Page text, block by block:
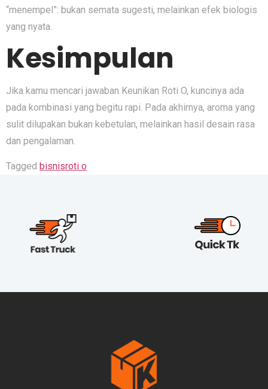
“menempel”: bukan semata sugesti, melainkan efek biologis
yang nyata.
Kesimpulan
Jika kamu mencari jawaban Keunikan Roti O, kuncinya ada
pada kombinasi yang begitu rapi. Pada akhirnya, aroma yang
sulit dilupakan bukan kebetulan, melainkan hasil desain rasa
dan pengalaman.
Tagged bisnisroti o